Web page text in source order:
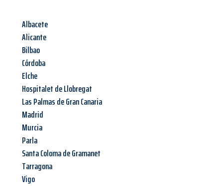
Albacete
Alicante
Bilbao
Córdoba
Elche
Hospitalet de Llobregat
Las Palmas de Gran Canaria
Madrid
Murcia
Parla
Santa Coloma de Gramanet
Tarragona
Vigo